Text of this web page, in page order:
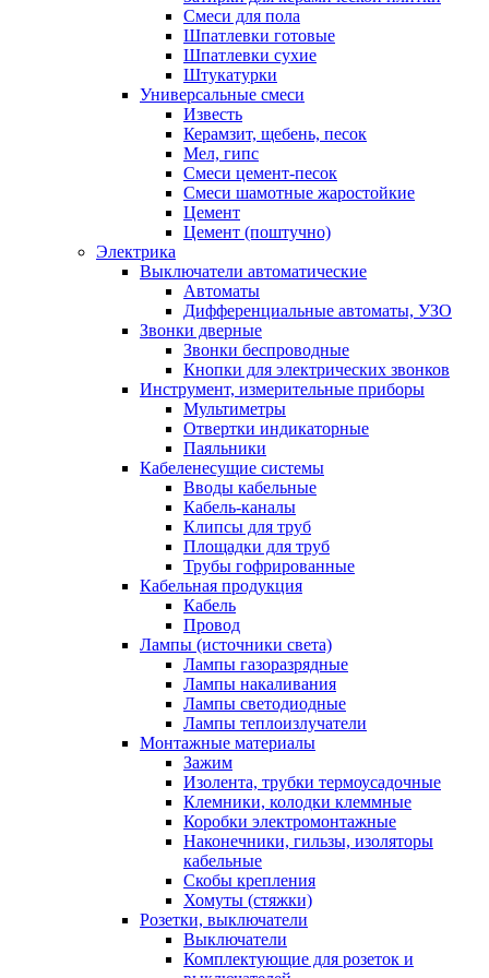
Смеси для пола
Шпатлевки готовые
Шпатлевки сухие
Штукатурки
Универсальные смеси
Известь
Керамзит, щебень, песок
Мел, гипс
Смеси цемент-песок
Смеси шамотные жаростойкие
Цемент
Цемент (поштучно)
Электрика
Выключатели автоматические
Автоматы
Дифференциальные автоматы, УЗО
Звонки дверные
Звонки беспроводные
Кнопки для электрических звонков
Инструмент, измерительные приборы
Мультиметры
Отвертки индикаторные
Паяльники
Кабеленесущие системы
Вводы кабельные
Кабель-каналы
Клипсы для труб
Площадки для труб
Трубы гофрированные
Кабельная продукция
Кабель
Провод
Лампы (источники света)
Лампы газоразрядные
Лампы накаливания
Лампы светодиодные
Лампы теплоизлучатели
Монтажные материалы
Зажим
Изолента, трубки термоусадочные
Клемники, колодки клеммные
Коробки электромонтажные
Наконечники, гильзы, изоляторы
кабельные
Скобы крепления
Хомуты (стяжки)
Розетки, выключатели
Выключатели
Комплектующие для розеток и